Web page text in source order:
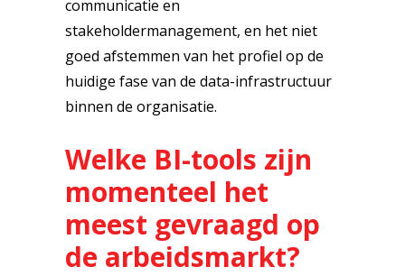
communicatie en
stakeholdermanagement, en het niet
goed afstemmen van het profiel op de
huidige fase van de data-infrastructuur
binnen de organisatie.
Welke BI-tools zijn
momenteel het
meest gevraagd op
de arbeidsmarkt?